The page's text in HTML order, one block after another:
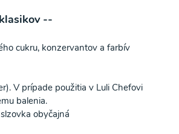
--
cukru, konzervantov a farbív
V prípade použitia v Luli Chefovi
balenia.
obyčajná